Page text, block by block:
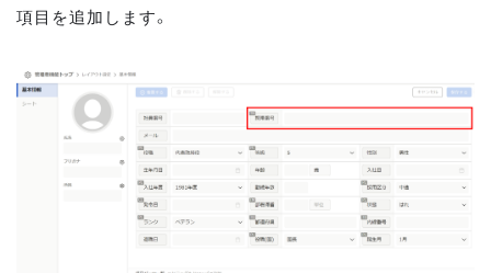
項目を追加します。